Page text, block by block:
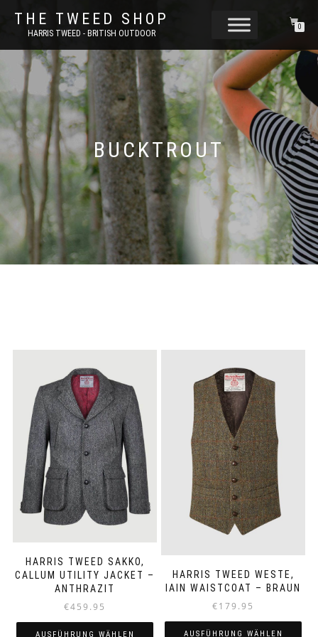
THE TWEED SHOP
HARRIS TWEED - BRITISH OUTDOOR
0
BUCKTROUT
HARRIS TWEED SAKKO,
CALLUM UTILITY JACKET –
ANTHRAZIT
€459.95
AUSFÜHRUNG WÄHLEN
HARRIS TWEED WESTE,
IAIN WAISTCOAT – BRAUN
€179.95
AUSFÜHRUNG WÄHLEN